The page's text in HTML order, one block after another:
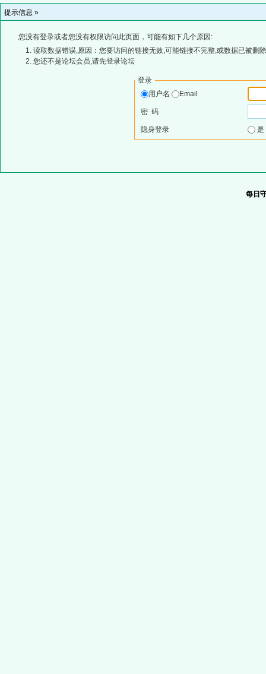
提示信息 »
您没有登录或者您没有权限访问此页面，可能有如下几个原因:
读取数据错误,原因：您要访问的链接无效,可能链接不完整,或数据已被删
您还不是论坛会员,请先登录论坛
登录
用户名
Email
密 码
隐身登录
每日